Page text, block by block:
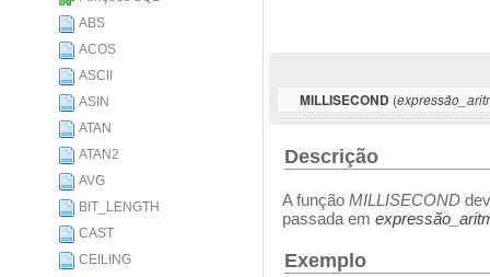
ABS
ACOS
ASCII
ASIN
ATAN
ATAN2
AVG
BIT_LENGTH
CAST
CEILING
MILLISECOND (
Descrição
A função MILLISECOND
passada em
Exemplo